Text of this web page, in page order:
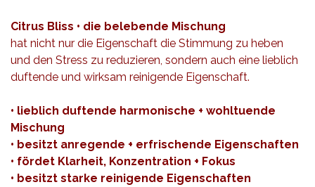
Citrus Bliss • die belebende Mischung
hat nicht nur die Eigenschaft die Stimmung zu heben
und den Stress zu reduzieren, sondern auch eine lieblich
duftende und wirksam reinigende Eigenschaft.
• lieblich duftende harmonische + wohltuende
Mischung
• besitzt anregende + erfrischende Eigenschaften
• fördet Klarheit, Konzentration + Fokus
• besitzt starke reinigende Eigenschaften